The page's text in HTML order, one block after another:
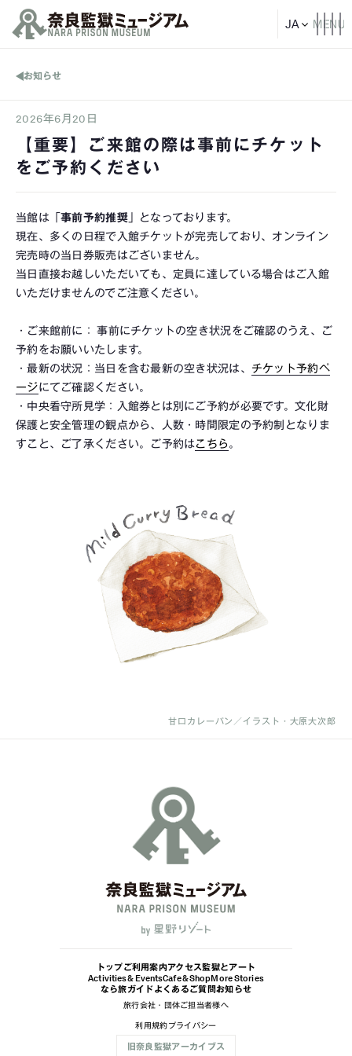
お知らせ
2026年6月20日
【重要】ご来館の際は事前にチケット
をご予約ください
当館は「事前予約推奨」となっております。
現在、多くの日程で入館チケットが完売しており、オンライン
完売時の当日券販売はございません。
当日直接お越しいただいても、定員に達している場合はご入館
いただけませんのでご注意ください。
・ご来館前に： 事前にチケットの空き状況をご確認のうえ、ご
予約をお願いいたします。
・最新の状況：当日を含む最新の空き状況は、 チケット予約ペ
ージにてご確認ください。
・中央看守所見学：入館券とは別にご予約が必要です。文化財
保護と安全管理の観点から、人数・時間限定の予約制となりま
すこと、ご了承ください。ご予約はこちら。
甘口カレーパン／イラスト・大原大次郎
トップご利用案内アクセス監獄とアート
Activities & EventsCafe & ShopMore Stories
なら旅ガイドよくあるご質問お知らせ
旅行会社・団体ご担当者様へ
利用規約プライバシー
旧奈良監獄アーカイブス